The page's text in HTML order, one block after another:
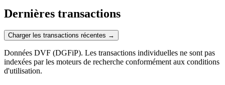
Dernières transactions
Charger les transactions récentes →
Données DVF (DGFiP). Les transactions individuelles ne sont pas
indexées par les moteurs de recherche conformément aux conditions
d'utilisation.